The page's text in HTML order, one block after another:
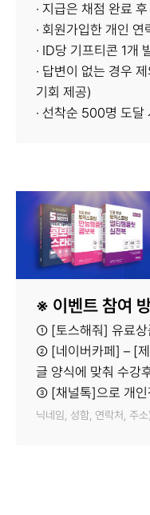
· 지급은 채점 완료
· 회원가입한 개인
· ID당 기프티콘 1개
· 답변이 없는 경우
기회 제공)
· 선착순 500명 도달
※ 이벤트 참여
① [토스해줘] 유료상
② [네이버카페] – [
글 양식에 맞춰 수강
③ [채널톡]으로 개인
닉네임, 성함, 연락처, 주소)